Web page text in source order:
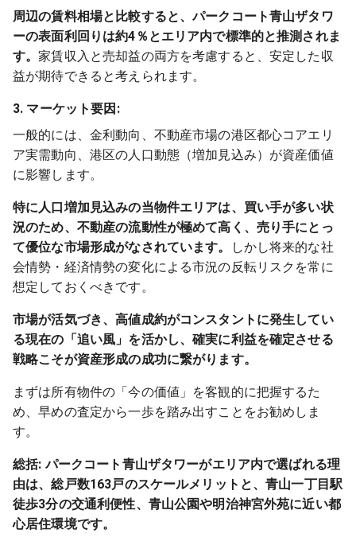
周辺の賃料相場と比較すると、パークコート青山ザタワ
ーの表面利回りは約4％とエリア内で標準的と推測されま
す。家賃収入と売却益の両方を考慮すると、安定した収
益が期待できると考えられます。
3. マーケット要因:
一般的には、金利動向、不動産市場の港区都心コアエリ
ア実需動向、港区の人口動態（増加見込み）が資産価値
に影響します。
特に人口増加見込みの当物件エリアは、買い手が多い状
況のため、不動産の流動性が極めて高く、売り手にとっ
て優位な市場形成がなされています。
しかし将来的な社
会情勢・経済情勢の変化による市況の反転リスクを常に
想定しておくべきです。
市場が活気づき、高値成約がコンスタントに発生してい
る現在の「追い風」を活かし、確実に利益を確定させる
戦略こそが資産形成の成功に繋がります。
まずは所有物件の「今の価値」を客観的に把握するた
め、早めの査定から一歩を踏み出すことをお勧めしま
す。
総括: パークコート青山ザタワーがエリア内で選ばれる理
由は、総戸数163戸のスケールメリットと、青山一丁目駅
徒歩3分の交通利便性、青山公園や明治神宮外苑に近い都
心居住環境です。